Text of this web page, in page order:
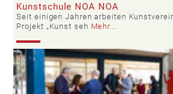
Kunstschule NOA NOA
Seit einigen Jahren arbeiten
Projekt „Kunst seh Mehr...